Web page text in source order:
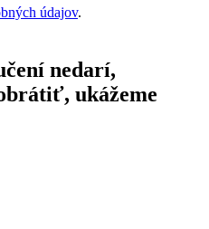
údajov.
nedarí,
ukážeme